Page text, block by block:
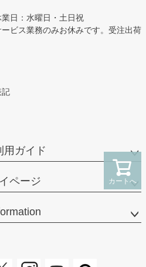
カートへ
業日：水曜日・土日祝
ビス業務のみお休みです。受注出荷
記
用ガイド
ページ